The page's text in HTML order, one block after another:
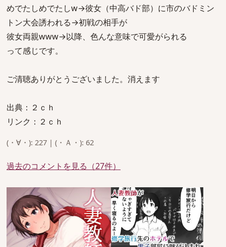
めでたしめでたしw→彼女（中高バド部）に市のバドミン
トン大会誘われる→初戦の相手が
彼女両親www→以降、色んな意味で可愛がられる
って感じです。
ご清聴ありがとうございました。消えます
出典：２ｃｈ
リンク：２ｃｈ
(・∀・): 227 | (・Ａ・): 62
過去のコメントを見る（27件）